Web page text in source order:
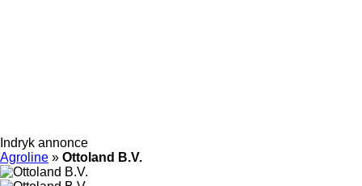
Indryk annonce
Agroline » Ottoland B.V.